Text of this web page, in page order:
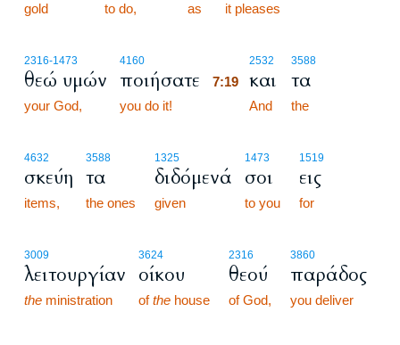
gold to do, as it pleases
2316-1473
θεώ υμών
your God,
4160
ποιήσατε
you do it!
2532
7:19 και
And
3588
τα
the
4632
σκεύη
items,
3588
τα
the ones
1325
διδόμενά
given
1473
σοι
to you
1519
εις
for
3009
λειτουργίαν
the ministration
3624
οίκου
ofthe house
2316
θεού
of God,
3860
παράδος
you deliver